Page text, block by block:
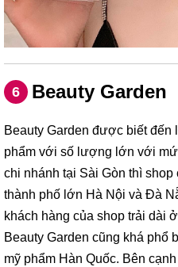
6 Beauty Garden
Beauty Garden được biết đến
phẩm với số lượng lớn với
chi nhánh tại Sài Gòn thì
thành phố lớn Hà Nội và Đà
khách hàng của shop trải dài
Beauty Garden cũng khá phổ
mỹ phẩm Hàn Quốc. Bên